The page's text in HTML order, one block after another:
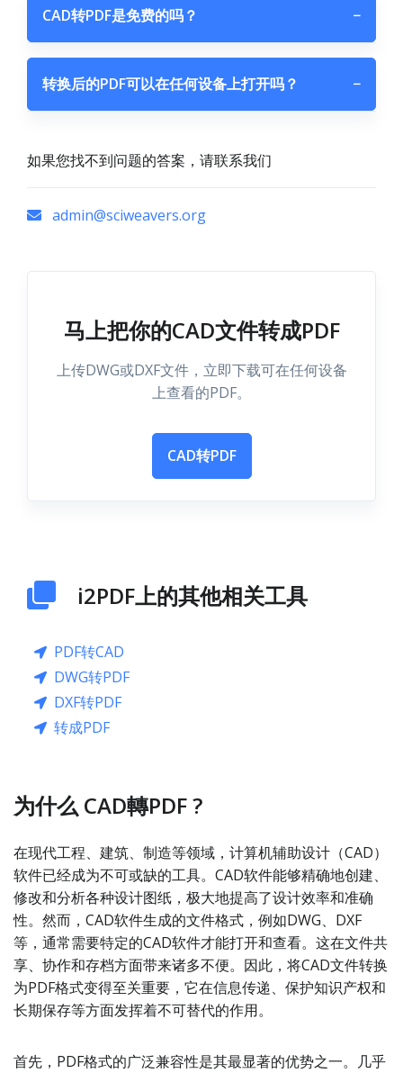
CAD转PDF是免费的吗？ −
转换后的PDF可以在任何设备上打开吗？ −
如果您找不到问题的答案，请联系我们
admin@sciweavers.org
马上把你的CAD文件转成PDF
上传DWG或DXF文件，立即下载可在任何设备
上查看的PDF。
CAD转PDF
i2PDF上的其他相关工具
PDF转CAD
DWG转PDF
DXF转PDF
转成PDF
为什么 CAD轉PDF ?
在现代工程、建筑、制造等领域，计算机辅助设计（CAD）
软件已经成为不可或缺的工具。CAD软件能够精确地创建、
修改和分析各种设计图纸，极大地提高了设计效率和准确
性。然而，CAD软件生成的文件格式，例如DWG、DXF
等，通常需要特定的CAD软件才能打开和查看。这在文件共
享、协作和存档方面带来诸多不便。因此，将CAD文件转换
为PDF格式变得至关重要，它在信息传递、保护知识产权和
长期保存等方面发挥着不可替代的作用。
首先，PDF格式的广泛兼容性是其最显著的优势之一。几乎